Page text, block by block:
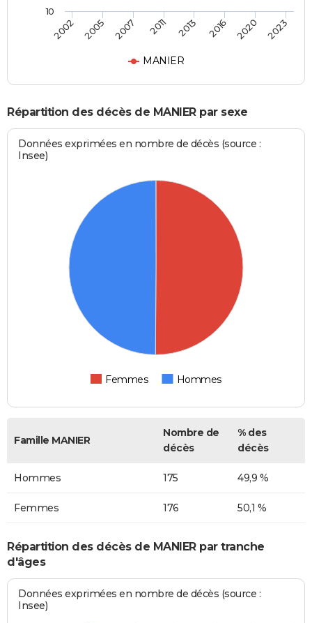
MANIER
2002 2005 2007 2011 2013 2016 2020 2023
10
Répartition des décès de MANIER par sexe
Données exprimées en nombre de décès (source :
Insee)
Femmes Hommes
Famille MANIER
Nombre de
décès
% des
décès
Hommes 175 49,9 %
Femmes 176 50,1 %
Répartition des décès de MANIER par tranche
d'âges
Données exprimées en nombre de décès (source :
Insee)